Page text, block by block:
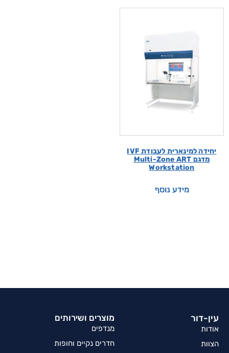
יחידה למינארית לעבודת IVF
מדגם Multi-Zone ART
Workstation
מידע נוסף
מוצרים ושירותים
מנדפים
חדרים נקיים וחופות
עין-דור
אודות
הצוות